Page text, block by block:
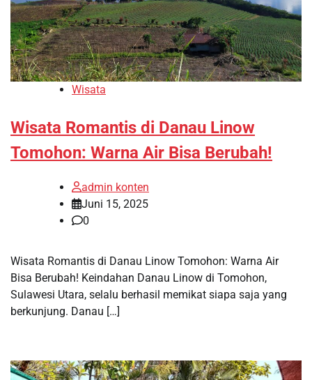
Wisata
Wisata Romantis di Danau Linow
Tomohon: Warna Air Bisa Berubah!
admin konten
Juni 15, 2025
0
Wisata Romantis di Danau Linow Tomohon: Warna Air
Bisa Berubah! Keindahan Danau Linow di Tomohon,
Sulawesi Utara, selalu berhasil memikat siapa saja yang
berkunjung. Danau […]